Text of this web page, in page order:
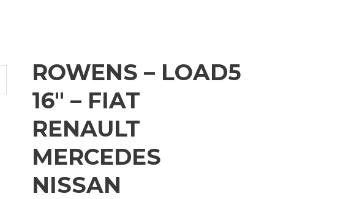
ROWENS – LOAD5
16″ – FIAT
RENAULT
MERCEDES
NISSAN